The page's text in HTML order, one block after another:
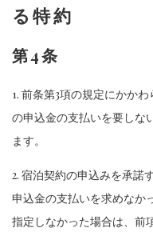
る特約
第4条
1. 前条第3項の規定にかか
の申込金の支払いを要しな
ます。
2. 宿泊契約の申込みを承諾
申込金の支払いを求めなか
指定しなかった場合は、前